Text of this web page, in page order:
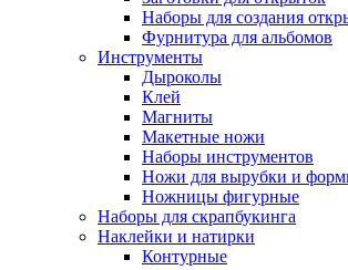
Наборы для создания
Фурнитура для альбомов
Инструменты
Дыроколы
Клей
Магниты
Макетные ножи
Наборы инструментов
Ножи для вырубки и
Ножницы фигурные
Наборы для скрапбукинга
Наклейки и натирки
Контурные